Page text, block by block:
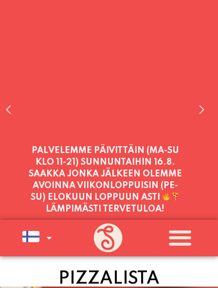
PALVELEMME PÄIVITTÄIN (MA-SU
KLO 11-21) SUNNUNTAIHIN 16.8.
SAAKKA JONKA JÄLKEEN OLEMME
AVOINNA VIIKONLOPPUISIN (PE-
SU) ELOKUUN LOPPUUN ASTI
LÄMPIMÄSTI TERVETULOA!
PALVELEMME TÄNÄÄN:
SUNNUNTAI11:00 - 21:00
PIZZALISTA